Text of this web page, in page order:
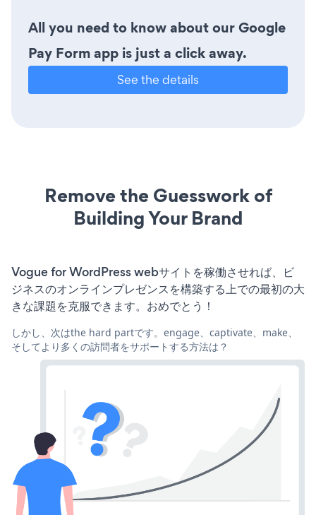
All you need to know about our Google
Pay Form app is just a click away.
See the details
Remove the Guesswork of
Building Your Brand
Vogue for WordPress webサイトを稼働させれば、ビ
ジネスのオンラインプレゼンスを構築する上での最初の大
きな課題を克服できます。おめでとう！
しかし、次はthe hard partです。engage、captivate、make、
そしてより多くの訪問者をサポートする方法は？